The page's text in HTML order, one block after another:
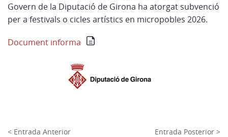
Govern de la Diputació de Girona ha atorgat subvenció
per a festivals o cicles artístics en micropobles 2026.
Document informa
< Entrada Anterior Entrada Posterior >